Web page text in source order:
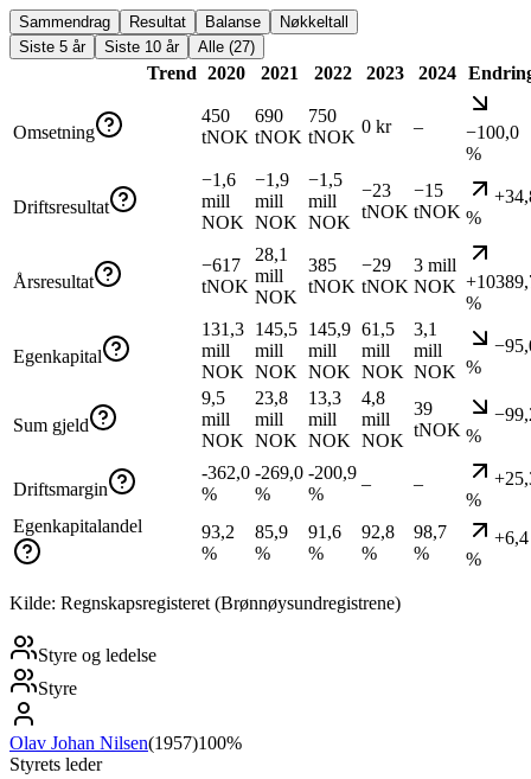
Sammendrag Resultat Balanse
Nøkkeltall
Siste 5 år
Siste 10 år Alle (27)
Trend 2020 2021 2022 2023 2024
Omsetning
450
tNOK
690
tNOK
750
tNOK
0 kr –
−100,0
%
Driftsresultat
−1,6
mill
NOK
−1,9
mill
NOK
−1,5
mill
NOK
−23
tNOK
−15
tNOK %
Årsresultat
−617
tNOK
28,1
mill
NOK
385
tNOK
−29
tNOK
3 mill
NOK
%
Egenkapital
131,3
mill
NOK
145,5
mill
NOK
145,9
mill
NOK
61,5
mill
NOK
3,1
mill
NOK %
Sum gjeld
9,5
mill
NOK
23,8
mill
NOK
13,3
mill
NOK
4,8
mill
NOK
39
tNOK %
Driftsmargin
-362,0
%
-269,0
%
-200,9
%
– –
%
Egenkapitalandel
93,2
%
85,9
%
91,6
%
92,8
%
98,7
%
+6,4
%
Kilde: Regnskapsregisteret (Brønnøysundregistrene)
Styre og ledelse
Styre
Olav Johan Nilsen(1957)100%
Styrets leder